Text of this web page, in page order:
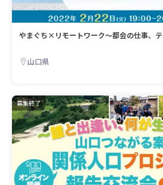
やまぐち×リモートワーク～都会の仕事、
山口県
募集終了